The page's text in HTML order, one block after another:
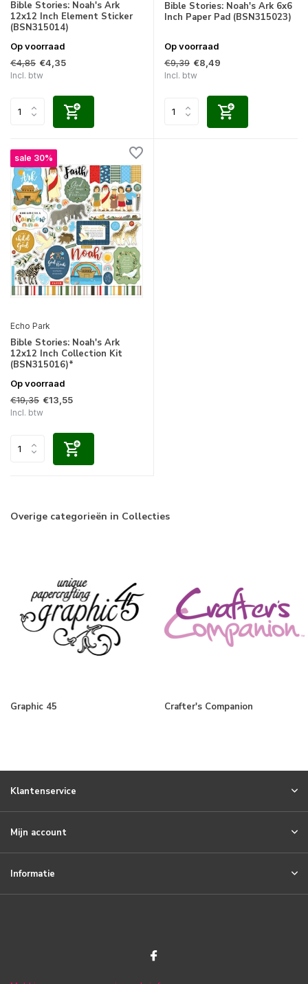
Bible Stories: Noah's Ark
12x12 Inch Element Sticker
(BSN315014)
Op voorraad
€4,85 €4,35
Incl. btw
Bible Stories: Noah's Ark 6x6
Inch Paper Pad (BSN315023)
Op voorraad
€9,39 €8,49
Incl. btw
sale 30%
Echo Park
Bible Stories: Noah's Ark
12x12 Inch Collection Kit
(BSN315016)*
Op voorraad
€19,35 €13,55
Incl. btw
Overige categorieën in Collecties
Graphic 45 Crafter's Companion
Klantenservice
Mijn account
Informatie